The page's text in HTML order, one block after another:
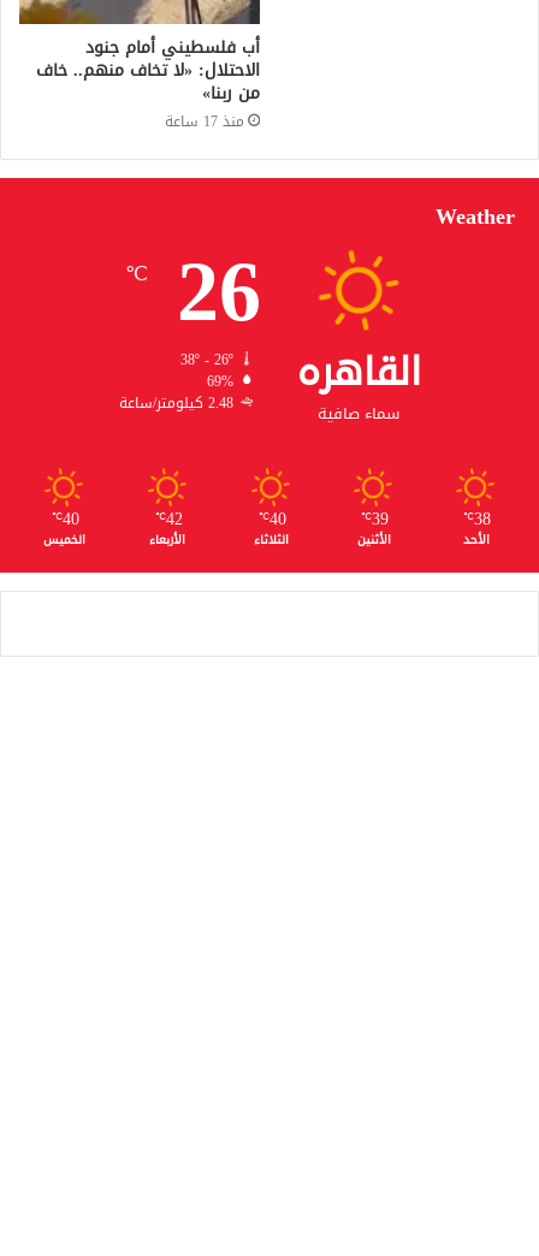
أب فلسطيني أمام جنود
الاحتلال: «لا تخاف منهم.. خاف
من ربنا»
منذ 17 ساعة
Weather
القاهره
سماء صافية
26
℃
38º - 26º
69%
2.48 كيلومتر/ساعة
38
℃
الأحد
39
℃
الأثنين
40
℃
الثلاثاء
42
℃
الأربعاء
40
℃
الخميس